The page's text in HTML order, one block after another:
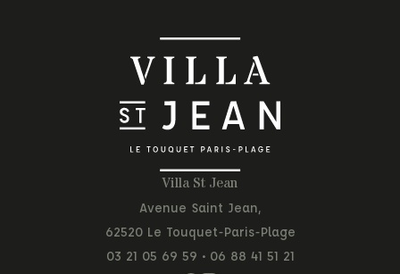
Villa St Jean
Avenue Saint Jean,
62520 Le Touquet-Paris-Plage
03 21 05 69 59 • 06 88 41 51 21